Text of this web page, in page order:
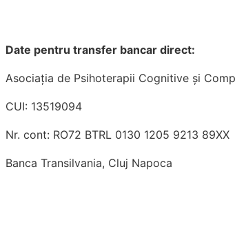
Date pentru transfer bancar direct:
Asociaţia de Psihoterapii Cognitive şi
CUI: 13519094
Nr. cont: RO72 BTRL 0130 1205 9213 89XX
Banca Transilvania, Cluj Napoca